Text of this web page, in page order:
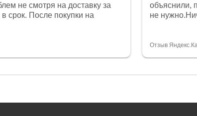
не смотря на доставку за
срок. После покупки на
представители магазина
проблема была решена.
к клиенту после
объяснили,
не
огромное
Отзыв